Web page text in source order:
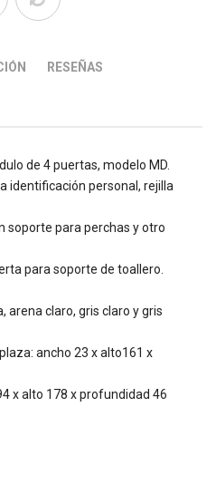
RESEÑAS
de 4 puertas, modelo MD.
identificación personal, rejilla
soporte para perchas y otro
para soporte de toallero.
arena claro, gris claro y gris
ancho 23 x alto161 x
x alto 178 x profundidad 46